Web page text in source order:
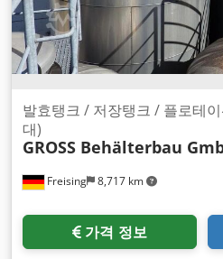
Freising 8,717 km
발효탱크 / 저장탱크 / 플로테
대)
GROSS Behälterbau
가격 정보